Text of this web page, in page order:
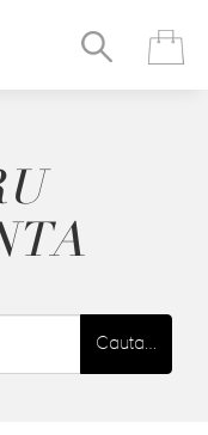
Cauta…